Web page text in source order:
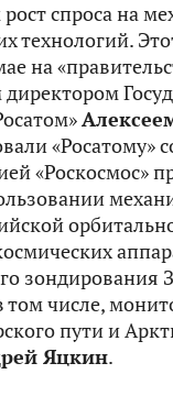
спроса на
технологий.
на
«Росатому»
«Роскосмос»
зондирования
том числе,
пути и
Яцкин.